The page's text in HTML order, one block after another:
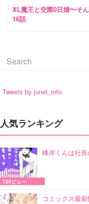
XL魔王と交際0日婚〜そ
16話
Tweets by junet_info
人気ランキング
峰岸くんは社
180ビュー
コミックス最